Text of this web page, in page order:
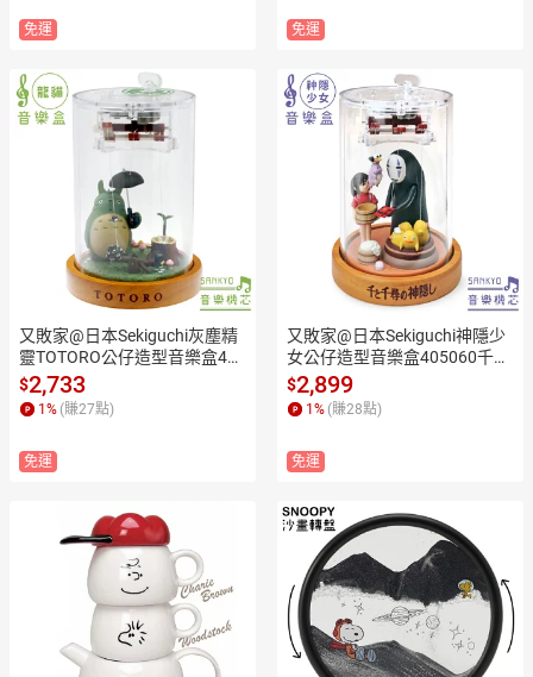
免運 免運
又敗家@日本Sekiguchi灰塵精
靈TOTORO公仔造型音樂盒405
046撐傘的大龍貓款(傳統發條
式)吉卜力宮崎駿となりのトト
ロ豆豆龍八音盒
$2,733
1 % (賺27點)
免運
又敗家@日本Sekiguchi神隱少
女公仔造型音樂盒405060千尋
與無臉男款(傳統發條式;含坊寶
寶&小雞神)吉卜力宮崎駿千と
千尋の神隠し八音盒
$2,899
1 % (賺28點)
免運